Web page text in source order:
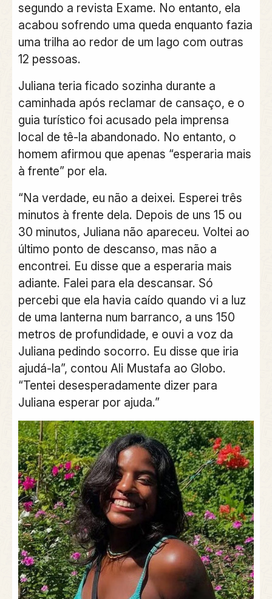
segundo a revista Exame. No entanto, ela
acabou sofrendo uma queda enquanto fazia
uma trilha ao redor de um lago com outras
12 pessoas.
Juliana teria ficado sozinha durante a
caminhada após reclamar de cansaço, e o
guia turístico foi acusado pela imprensa
local de tê-la abandonado. No entanto, o
homem afirmou que apenas “esperaria mais
à frente” por ela.
“Na verdade, eu não a deixei. Esperei três
minutos à frente dela. Depois de uns 15 ou
30 minutos, Juliana não apareceu. Voltei ao
último ponto de descanso, mas não a
encontrei. Eu disse que a esperaria mais
adiante. Falei para ela descansar. Só
percebi que ela havia caído quando vi a luz
de uma lanterna num barranco, a uns 150
metros de profundidade, e ouvi a voz da
Juliana pedindo socorro. Eu disse que iria
ajudá-la”, contou Ali Mustafa ao Globo.
“Tentei desesperadamente dizer para
Juliana esperar por ajuda.”